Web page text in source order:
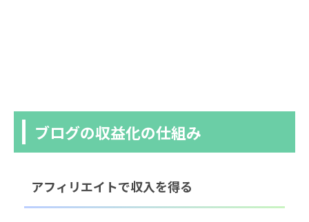
ブログの収益化の仕組み
アフィリエイトで収入を得る